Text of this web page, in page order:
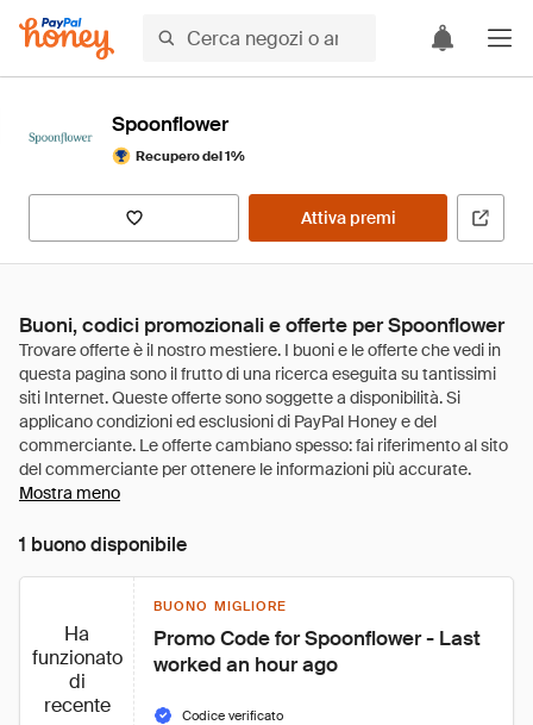
Spoonflower
Recupero del 1%
Attiva premi
Buoni, codici promozionali e offerte per Spoonflower
Mostra meno
1 buono disponibile
Ha
funzionato
di
recente
BUONO MIGLIORE
Promo Code for Spoonflower - Last
worked an hour ago
Codice verificato